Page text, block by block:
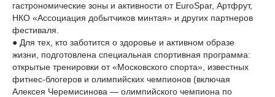
гастрономические зоны и активности от EuroSpar, Артфрут,
НКО «Ассоциация добытчиков минтая» и других партнеров
фестиваля.
● Для тех, кто заботится о здоровье и активном образе
жизни, подготовлена специальная спортивная программа:
открытые тренировки от «Московского спорта», известных
фитнес-блогеров и олимпийских чемпионов (включая
Алексея Черемисинова — олимпийского чемпиона по